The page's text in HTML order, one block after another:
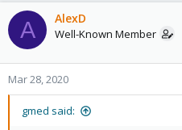
A AlexD
Well-Known Member
Mar 28, 2020
gmed said: